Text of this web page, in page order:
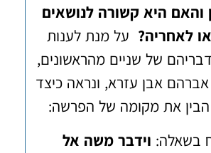
והאם היא קשורה לנושאים
לאחריה? על מנת לענות
של שניים מהראשונים,
אבן עזרא, ונראה כיצד
את מקומה של הפרשה:
בשאלה: וידבר משה אל